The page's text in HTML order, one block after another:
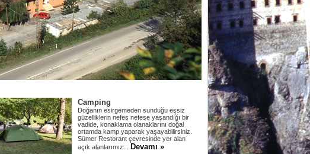
Camping
Doğanın esirgemeden sunduğu eşsiz
güzelliklerin nefes nefese yaşandığı bir
vadide, konaklama olanaklarını doğal
ortamda kamp yaparak yaşayabilirsiniz.
Sümer Restorant çevresinde yer alan
açık alanlarımız...
Devamı »